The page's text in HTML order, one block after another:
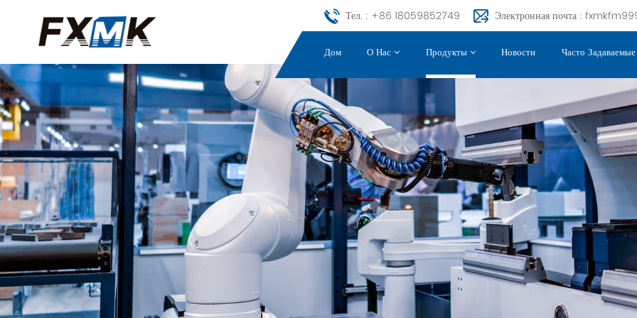
Тел. : +86 18059852749 Электронная почта :
Дом О Нас Продукты Новости Часто